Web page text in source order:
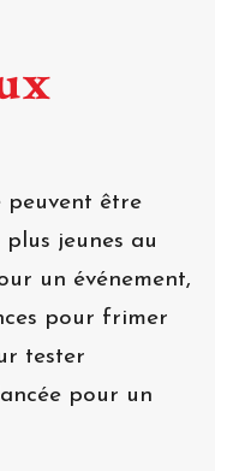
peuvent être
jeunes au
un événement,
pour frimer
tester
pour un